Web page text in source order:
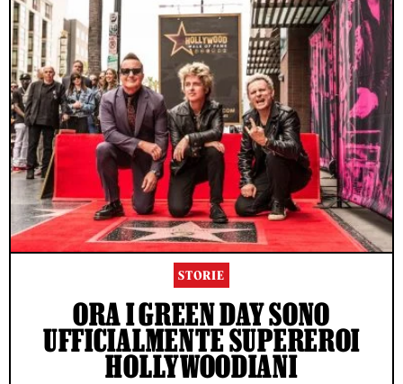
STORIE
ORA I GREEN DAY SONO
UFFICIALMENTE SUPEREROI
HOLLYWOODIANI